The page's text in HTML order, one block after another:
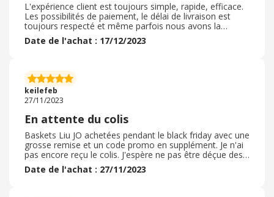
L'expérience client est toujours simple, rapide, efficace.
Les possibilités de paiement, le délai de livraison est
toujours respecté et même parfois nous avons la
surprise que la commande arrive beaucoup plus tôt que
prévue ! Les produits sont emballés soigneusement,
retourner un produit car la coupe ne m'allait pas. Le
process est tout aussi simple que pour passer
commande. Je recommande vivement.
Date de l'achat : 17/12/2023
keilefeb
27/11/2023
En attente du colis
Baskets Liu JO achetées pendant le black friday avec une
grosse remise et un code promo en supplément. Je n'ai
pas encore reçu le colis. J'espère ne pas être déçue des
baskets car c'est une marque que je n'ai jamais achetée.
En ce qui concerne Brandalley, je pense que la livraison
Date de l'achat : 27/11/2023